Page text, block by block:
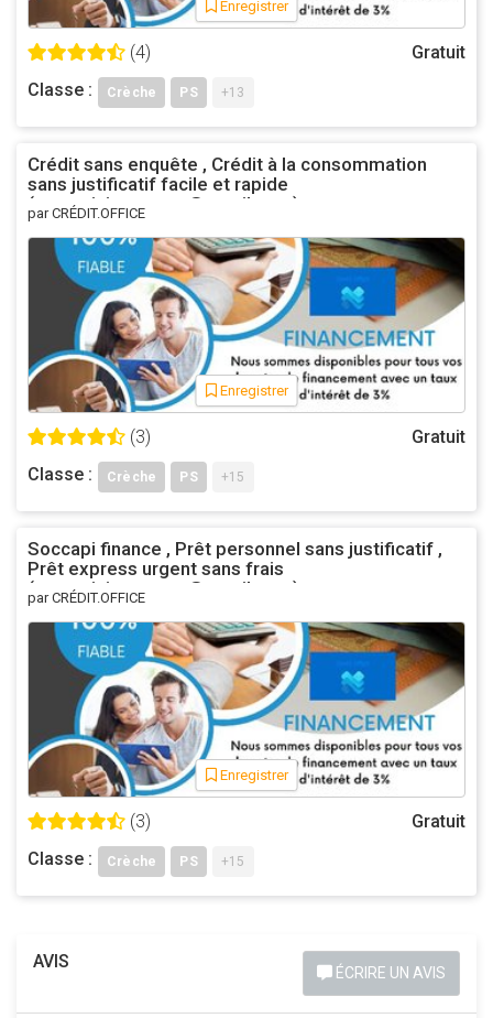
Enregistrer
(4)
Gratuit
Classe :
Crèche PS +13
Crédit sans enquête , Crédit à la consommation
sans justificatif facile et rapide
(asmeninisgustavo@gmail.com)
par CRÉDIT.OFFICE
Enregistrer
(3)
Gratuit
Classe :
Crèche PS +15
Soccapi finance , Prêt personnel sans justificatif ,
Prêt express urgent sans frais
(asmeninisgustavo@gmail.com)
par CRÉDIT.OFFICE
Enregistrer
(3)
Gratuit
Classe :
Crèche PS +15
AVIS
ÉCRIRE UN AVIS